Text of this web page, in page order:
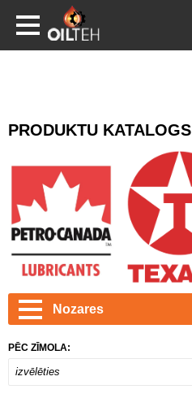
PRODUKTU KATALOGS
Nozares
PĒC ZĪMOLA:
izvēlēties